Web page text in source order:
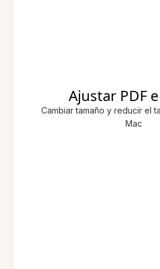
Ajustar PDF
Cambiar tamaño y reducir el
Mac